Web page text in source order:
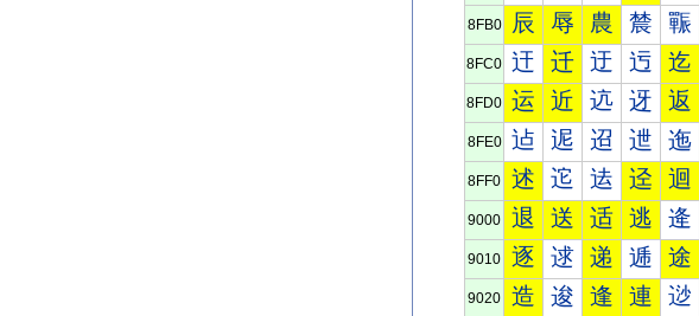
8FB0 辰 辱 農 辳 辴
8FC0 迀 迁 迂 迃 迄
8FD0 运 近 迒 迓 返
8FE0 迠 迡 迢 迣 迤
8FF0 述 迱 迲 迳 迴
9000 退 送 适 逃 逄
9010 逐 逑 递 逓 途
9020 造 逡 逢 連 逤